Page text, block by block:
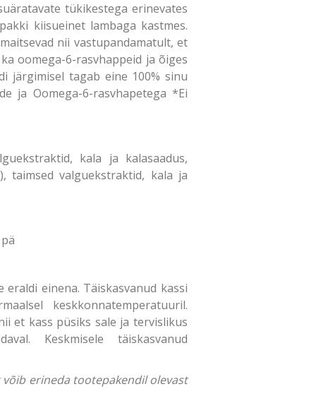
tükikestega erinevates
kiisueinet lambaga kastmes.
nii vastupandamatult, et
oomega-6-rasvhappeid ja õiges
järgimisel tagab eine 100% sinu
ja Oomega-6-rasvhapetega *Ei
kala ja kalasaadus,
taimsed valguekstraktid, kala ja
einena. Täiskasvanud kassi
keskkonnatemperatuuril.
et kass püsiks sale ja tervislikus
Keskmisele täiskasvanud
erineda tootepakendil olevast